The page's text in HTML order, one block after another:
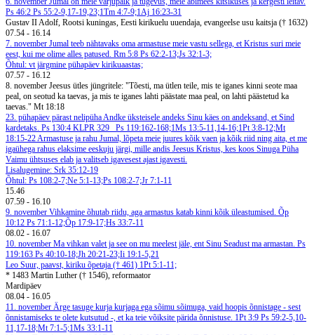
Ps 46:2 Ps 55:2-9,17-19,23;1Tm 4:7-9;1Aj 16:23-31
Gustav II Adolf, Rootsi kuningas, Eesti kirikuelu uuendaja, evangeelse usu kaitsja († 1632)
07.54 - 16.14
7. november Jumal teeb nähtavaks oma armastuse meie vastu sellega, et Kristus suri meie
eest, kui me olime alles patused. Rm 5:8 Ps 62:2-13;Js 32:1-3;
Õhtul: vt järgmine pühapäev kirikuaastas;
07.57 - 16.12
8. november Jeesus ütles jüngritele: "Tõesti, ma ütlen teile, mis te iganes kinni seote maa
peal, on seotud ka taevas, ja mis te iganes lahti päästate maa peal, on lahti päästetud ka
taevas." Mt 18:18
23. pühapäev pärast nelipühaAndke üksteisele andeks Sinu käes on andeksand, et Sind
kardetaks. Ps 130:4 KLPR 329
Ps 119:162-168;1Ms 13:5-11,14-16;1Pt 3:8-12;Mt
18:15-22Armastuse ja rahu Jumal, lõpeta meie juures kõik vaen ja kõik riid ning aita, et me
igaühega rahus elaksime eeskuju järgi, mille andis Jeesus Kristus, kes koos Sinuga Püha
Vaimu ühtsuses elab ja valitseb igavesest ajast igavesti.
Lisalugemine: Srk 35:12-19
Õhtul: Ps 108:2-7;Ne 5:1-13;Ps 108:2-7;Jr 7:1-11
15.46
07.59 - 16.10
9. november Vihkamine õhutab riidu, aga armastus katab kinni kõik üleastumised. Õp
10:12 Ps 71:1-12;Õp 17:9-17;Hs 33:7-11
08.02 - 16.07
10. november Ma vihkan valet ja see on mu meelest jäle, ent Sinu Seadust ma armastan. Ps
119:163 Ps 40:10-18;Jh 20:21-23;Ii 19:1-5,21
Leo Suur, paavst, kiriku õpetaja († 461) 1Pt 5:1-11;
* 1483 Martin Luther († 1546), reformaator
Mardipäev
08.04 - 16.05
11. november Ärge tasuge kurja kurjaga ega sõimu sõimuga, vaid hoopis õnnistage - sest
õnnistamiseks te olete kutsutud -, et ka teie võiksite pärida õnnistuse. 1Pt 3:9 Ps 59:2-5,10-
11,17-18;Mt 7:1-5;1Ms 33:1-11